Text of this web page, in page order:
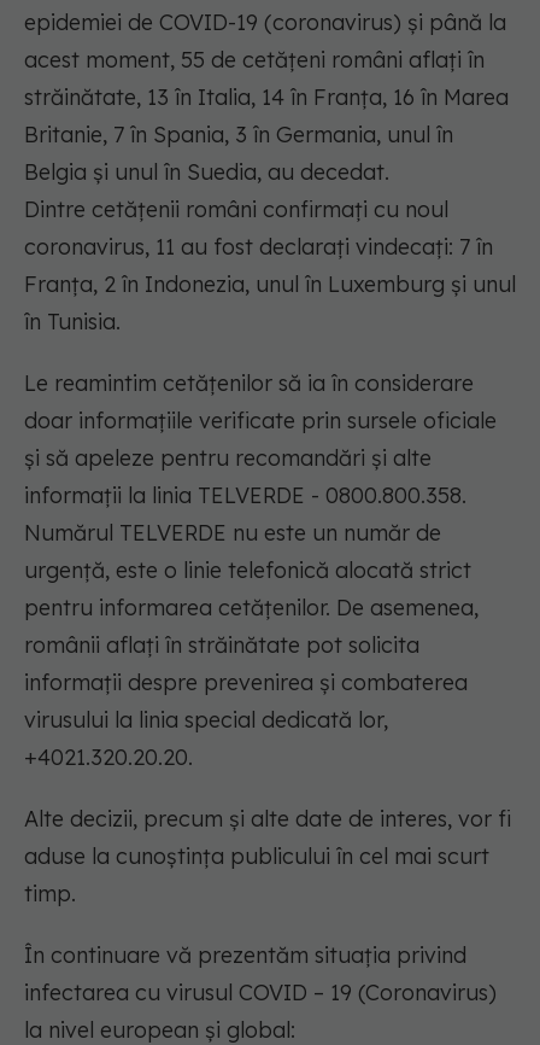
epidemiei de COVID-19 (coronavirus) și până la
acest moment, 55 de cetățeni români aflați în
străinătate, 13 în Italia, 14 în Franța, 16 în Marea
Britanie, 7 în Spania, 3 în Germania, unul în
Belgia și unul în Suedia, au decedat.
Dintre cetățenii români confirmați cu noul
coronavirus, 11 au fost declarați vindecați: 7 în
Franța, 2 în Indonezia, unul în Luxemburg și unul
în Tunisia.
Le reamintim cetățenilor să ia în considerare
doar informațiile verificate prin sursele oficiale
și să apeleze pentru recomandări și alte
informații la linia TELVERDE - 0800.800.358.
Numărul TELVERDE nu este un număr de
urgență, este o linie telefonică alocată strict
pentru informarea cetățenilor. De asemenea,
românii aflați în străinătate pot solicita
informații despre prevenirea și combaterea
virusului la linia special dedicată lor,
+4021.320.20.20.
Alte decizii, precum și alte date de interes, vor fi
aduse la cunoștința publicului în cel mai scurt
timp.
În continuare vă prezentăm situația privind
infectarea cu virusul COVID – 19 (Coronavirus)
la nivel european și global: